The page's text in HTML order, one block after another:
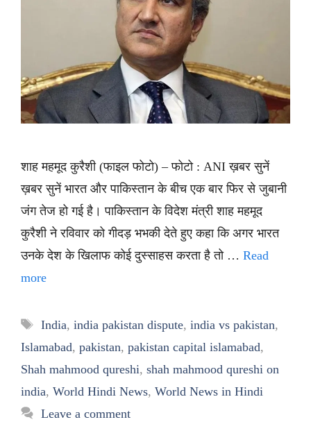
शाह महमूद कुरैशी (फाइल फोटो) – फोटो : ANI ख़बर सुनें
ख़बर सुनें भारत और पाकिस्तान के बीच एक बार फिर से जुबानी
जंग तेज हो गई है। पाकिस्तान के विदेश मंत्री शाह महमूद
कुरैशी ने रविवार को गीदड़ भभकी देते हुए कहा कि अगर भारत
उनके देश के खिलाफ कोई दुस्साहस करता है तो … Read
more
Tags
India, india pakistan dispute, india vs pakistan,
Islamabad, pakistan, pakistan capital islamabad,
Shah mahmood qureshi, shah mahmood qureshi on
india, World Hindi News, World News in Hindi
Leave a comment